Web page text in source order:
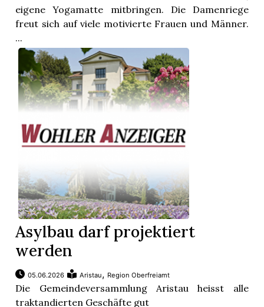
eigene Yogamatte mitbringen. Die Damenriege
freut sich auf viele motivierte Frauen und Männer.
...
Asylbau darf projektiert
werden
05.06.2026 Aristau, Region Oberfreiamt
Die Gemeindeversammlung Aristau heisst alle
traktandierten Geschäfte gut